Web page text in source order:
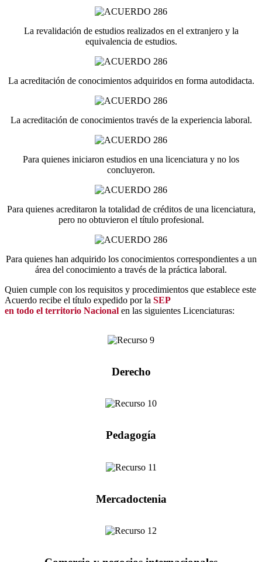
La revalidación de estudios realizados en el extranjero y la
equivalencia de estudios.
La acreditación de conocimientos adquiridos en forma autodidacta.
La acreditación de conocimientos través de la experiencia laboral.
Para quienes iniciaron estudios en una licenciatura y no los
concluyeron.
Para quienes acreditaron la totalidad de créditos de una licenciatura,
pero no obtuvieron el título profesional.
Para quienes han adquirido los conocimientos correspondientes a un
área del conocimiento a través de la práctica laboral.
Quien cumple con los requisitos y procedimientos que establece este
Acuerdo recibe el título expedido por la SEP
en todo el territorio Nacional en las siguientes Licenciaturas:
Derecho
Pedagogía
Mercadoctenia